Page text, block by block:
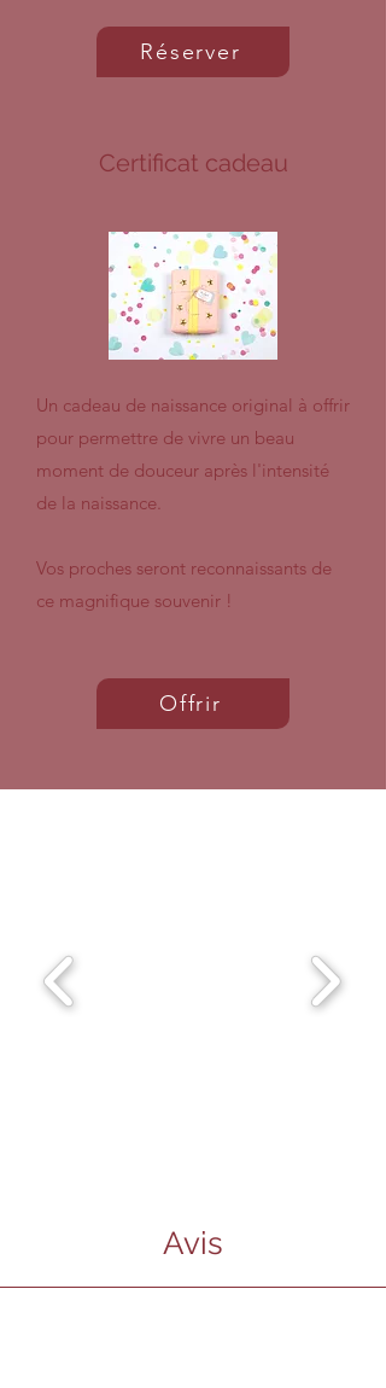
Réserver
Certificat cadeau
Un cadeau de naissance original à offrir
pour permettre de vivre un beau
moment de douceur après l'intensité
de la naissance.
Vos proches seront reconnaissants de
ce magnifique souvenir !
Offrir
Avis